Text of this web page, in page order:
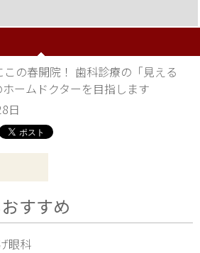
の春開院！ 歯科診療の「見える
ームドクターを目指します
日
すすめ
眼科